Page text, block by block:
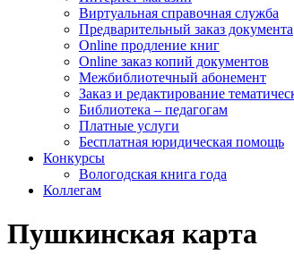
Виртуальная справочная служба
Предварительный заказ документа
Online продление книг
Online заказ копий документов
Межбиблиотечный абонемент
Заказ и редактирование
Библиотека – педагогам
Платные услуги
Бесплатная юридическая помощь
Конкурсы
Вологодская книга года
Коллегам
Пушкинская карта